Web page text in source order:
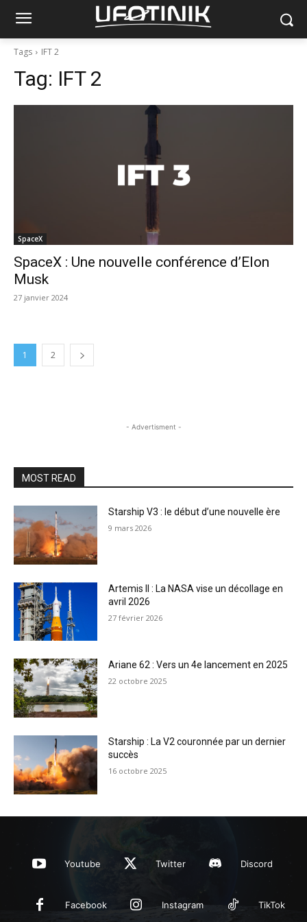
Tags IFT 2
Tag: IFT 2
SpaceX
SpaceX : Une nouvelle conférence d’Elon
Musk
27 janvier 2024
1 2
- Advertisment -
MOST READ
Starship V3 : le début d’une nouvelle ère
9 mars 2026
Artemis II : La NASA vise un décollage en
avril 2026
27 février 2026
Ariane 62 : Vers un 4e lancement en 2025
22 octobre 2025
Starship : La V2 couronnée par un dernier
succès
16 octobre 2025
Youtube Twitter Discord
Facebook Instagram TikTok